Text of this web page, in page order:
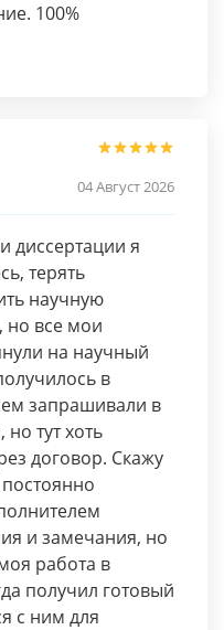
100%
04 Август 2026
диссертации я
терять
научную
но все мои
на научный
в
запрашивали в
тут хоть
договор. Скажу
и замечания, но
работа в
получил готовый
с ним для